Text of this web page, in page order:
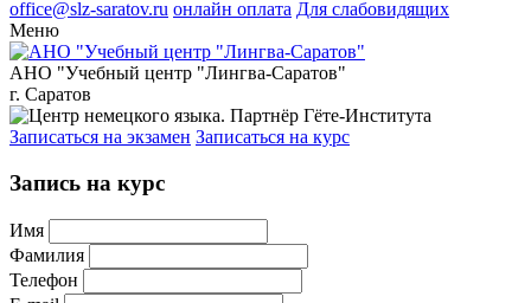
office@slz-saratov.ru онлайн оплата Для слабовидящих
Меню
АНО "Учебный центр "Лингва-Саратов"
г. Саратов
Записаться на экзамен Записаться на курс
Запись на курс
Имя
Фамилия
Телефон